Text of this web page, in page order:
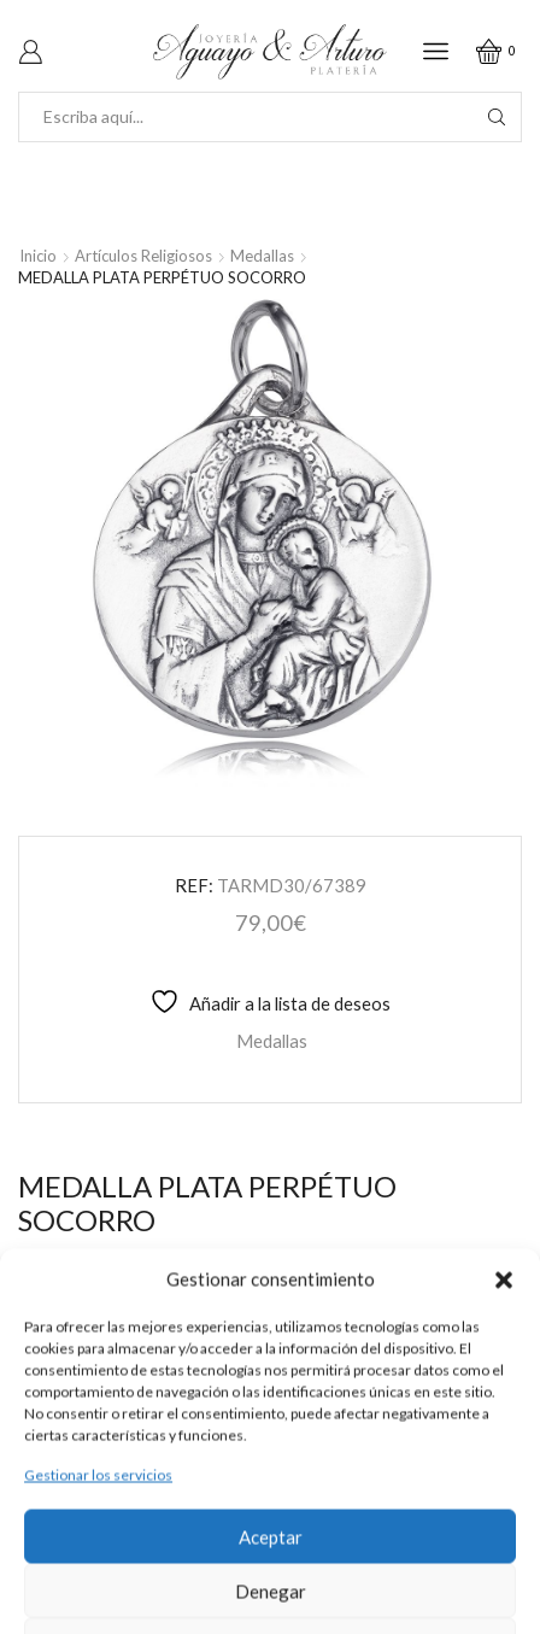
Gestionar consentimiento
Para ofrecer las mejores experiencias, utilizamos tecnologías como las
cookies para almacenar y/o acceder a la información del dispositivo. El
consentimiento de estas tecnologías nos permitirá procesar datos como el
comportamiento de navegación o las identificaciones únicas en este sitio.
No consentir o retirar el consentimiento, puede afectar negativamente a
ciertas características y funciones.
Gestionar los servicios
Aceptar
Denegar
0
Inicio Artículos Religiosos
Medallas
MEDALLA PLATA PERPÉTUO SOCORRO
REF: TARMD30/67389
79,00€
Añadir a la lista de deseos
Medallas
MEDALLA PLATA PERPÉTUO
SOCORRO
nuestros talleres de Madrid, España. Es por ello por lo que sus
características y precio pueden variar de una pieza a otra.
Para cualquier consulta contacte con nosotros.
DESCRIPCIÓN